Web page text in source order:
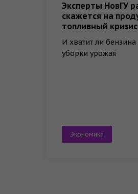
Эксперты НовГУ
скажется на
топливный кризис
И хватит ли
уборки урожая
Экономика